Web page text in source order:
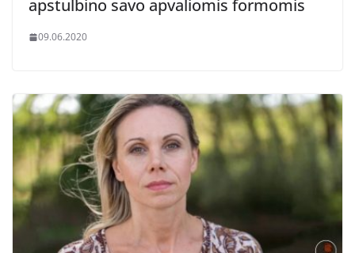
apstulbino savo apvaliomis formomis
09.06.2020